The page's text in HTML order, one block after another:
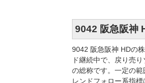
9042 阪急阪神
9042 阪急阪神 HDの
ド継続中で、戻り売
の総称です。一定の
レンドフォロー系指